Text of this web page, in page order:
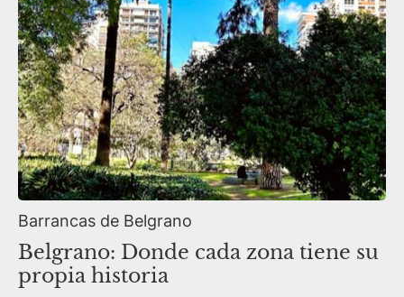
Barrancas de Belgrano
Belgrano: Donde cada zona tiene su
propia historia